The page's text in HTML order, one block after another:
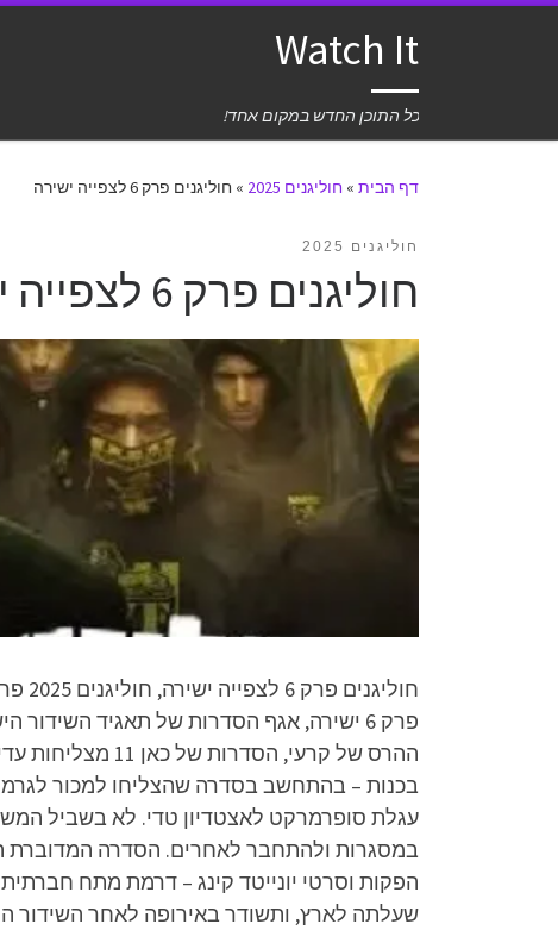
Watch It
כל התוכן החדש במקום אחד!
דף הבית » חוליגנים 2025 » חוליגנים פרק 6 לצפייה ישירה
חוליגנים 2025
חוליגנים פרק 6 לצפייה ישירה
פרק 6 ישירה, אגף הסדרות של תאגיד
ההרס של קרעי,
בכנות – בהתחשב בסדרה שהצליחו למכור
עגלת סופרמרקט לאצטדיון טדי. לא בשביל
במסגרות ולהתחבר לאחרים. הסדרה המדוברת
שעלתה לארץ, ותשודר באירופה לאחר השידור